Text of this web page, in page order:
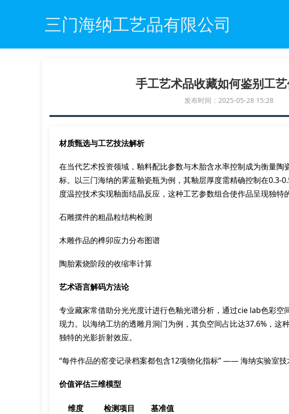
三门海纳工艺品有限公司
手工艺术品收藏如何鉴别工艺
发布时间：2025-05-28 15:28
材质甄选与工艺技法解析
在当代艺术投资领域，釉料配比参数与木胎含水率控制成为衡量陶
标。以三门海纳的霁蓝釉瓷瓶为例，其釉层厚度需精确控制在0.3-
度温控技术实现釉面结晶反应，这种工艺参数组合使作品呈现独特
石雕摆件的粗晶粒结构检测
木雕作品的榫卯应力分布图谱
陶胎素烧阶段的收缩率计算
艺术语言解码方法论
专业藏家常借助分光光度计进行色釉光谱分析，通过cie lab色彩空
现力。以海纳工坊的透雕月洞门为例，其负空间占比达37.6%，这
独特的光影折射效应。
“每件作品的窑变记录档案都包含12项物化指标” —— 海纳实验室技
价值评估三维模型
维度 检测项目
基准值